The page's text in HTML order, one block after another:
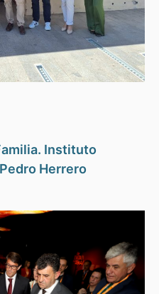
Instituto
Herrero